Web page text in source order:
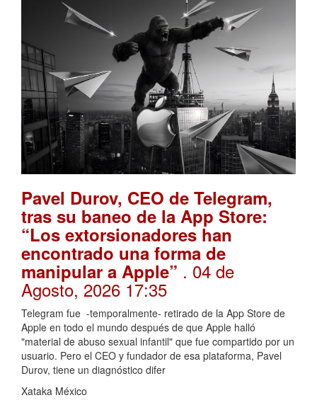
Pavel Durov, CEO de Telegram,
tras su baneo de la App Store:
“Los extorsionadores han
encontrado una forma de
manipular a Apple” . 04 de
Agosto, 2026 17:35
Telegram fue -temporalmente- retirado de la App Store de
Apple en todo el mundo después de que Apple halló
"material de abuso sexual infantil" que fue compartido por un
usuario. Pero el CEO y fundador de esa plataforma, Pavel
Durov, tiene un diagnóstico difer
Xataka México